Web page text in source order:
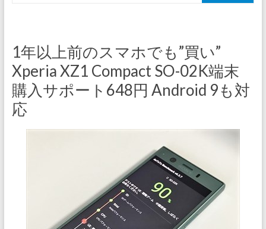
1年以上前のスマホでも”買い”
Xperia XZ1 Compact SO-02K端末
購入サポート648円 Android 9も対
応